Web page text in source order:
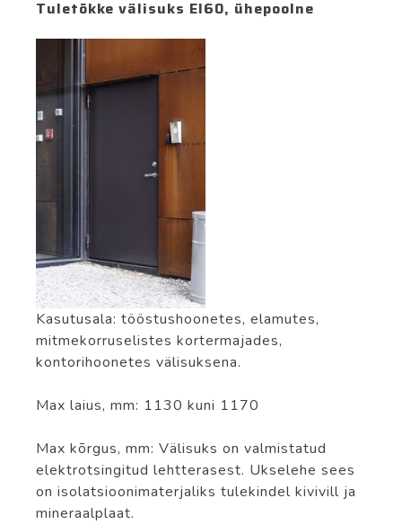
Tuletõkke välisuks EI60, ühepoolne
Kasutusala: tööstushoonetes, elamutes,
mitmekorruselistes kortermajades,
kontorihoonetes välisuksena.
Max laius, mm: 1130 kuni 1170
Max kõrgus, mm: Välisuks on valmistatud
elektrotsingitud lehtterasest. Ukselehe sees
on isolatsioonimaterjaliks tulekindel kivivill ja
mineraalplaat.